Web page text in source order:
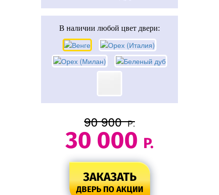
В наличии любой цвет двери:
90 900 Р.
30 000 Р.
ЗАКАЗАТЬ
ДВЕРЬ ПО АКЦИИ